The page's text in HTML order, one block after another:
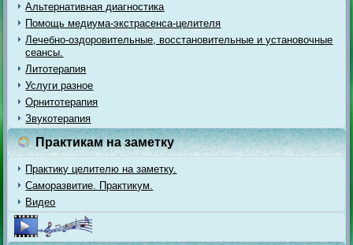
Альтернативная диагностика
Помощь медиума-экстрасенса-целителя
Лечебно-оздоровительные, восстановительные и установочные
сеансы.
Литотерапия
Услуги разное
Орнитотерапия
Звукотерапия
Практикам на заметку
Практику целителю на заметку.
Саморазвитие. Практикум.
Видео